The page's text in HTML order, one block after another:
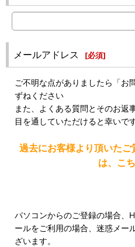
メールアドレス [必須]
ご不明な点がありましたら「お
ずねください
また、よくある質問とそのお返
目を通していただけると幸いです
過去にお客様より頂いたご
は、こ
パソコンからのご登録の場合、
ールをご利用の場合、迷惑メー
ざいます。